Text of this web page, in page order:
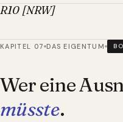
R10 [NRW]
KAPITEL 07 DAS EIGENTUM
Wer eine
müsste.